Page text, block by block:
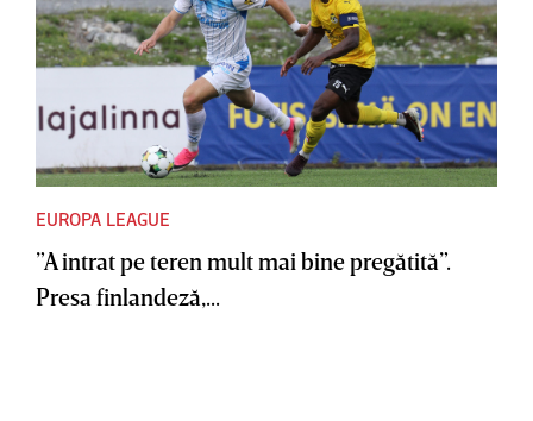
EUROPA LEAGUE
”A intrat pe teren mult mai bine pregătită”.
Presa finlandeză,...